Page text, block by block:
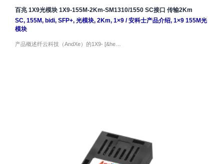
百兆 1X9光模块 1X9-155M-2Km-SM1310/1550 SC接口 传输2Km
SC, 155M, bidi, SFP+, 光模块, 2Km, 1×9/安科士产品介绍, 1×9 155M光
模块
产品概述纤云科技（AndXe）的1X9- [&he…